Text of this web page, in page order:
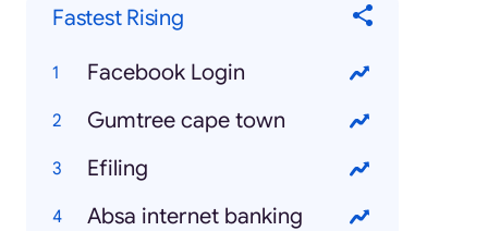
Fastest Rising
Facebook Login
Gumtree cape town
Efiling
Absa internet banking